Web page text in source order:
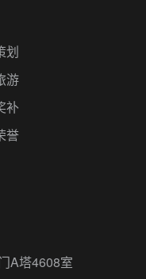
划
游
补
誉
A塔4608室